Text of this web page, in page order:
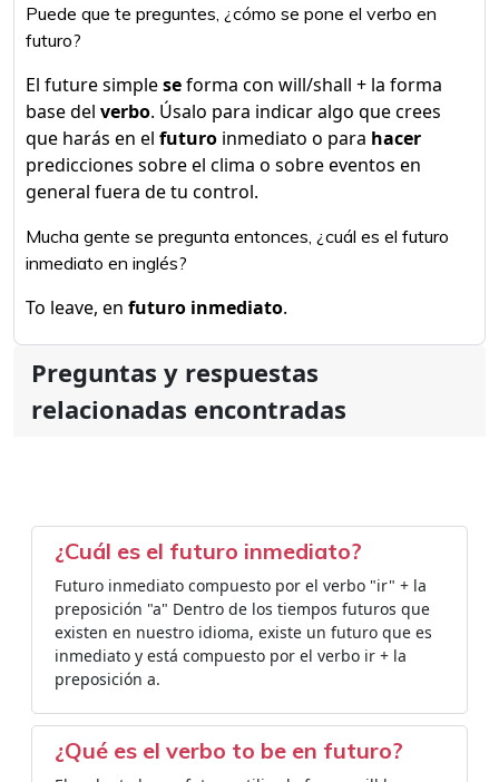
Puede que te preguntes, ¿cómo se pone el verbo en
futuro?
El future simpleseforma con will/shall + la forma
base del verbo. Úsalo para indicar algo que crees
que harás en el futuro inmediato o para hacer
predicciones sobre el clima o sobre eventos en
general fuera de tu control.
Mucha gente se pregunta entonces, ¿cuál es el futuro
inmediato en inglés?
To leave, en futuro inmediato.
Preguntas y respuestas
relacionadas encontradas
¿Cuál es el futuro inmediato?
Futuro inmediato compuesto por el verbo "ir" + la
preposición "a" Dentro de los tiempos futuros que
existen en nuestro idioma, existe un futuro que es
inmediato y está compuesto por el verbo ir + la
preposición a.
¿Qué es el verbo to be en futuro?